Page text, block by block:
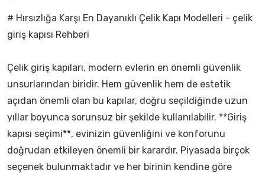
# Hırsızlığa Karşı En Dayanıklı Çelik Kapı Modelleri - çelik
giriş kapısı Rehberi
Çelik giriş kapıları, modern evlerin en önemli güvenlik
unsurlarından biridir. Hem güvenlik hem de estetik
açıdan önemli olan bu kapılar, doğru seçildiğinde uzun
yıllar boyunca sorunsuz bir şekilde kullanılabilir. **Giriş
kapısı seçimi**, evinizin güvenliğini ve konforunu
doğrudan etkileyen önemli bir karardır. Piyasada birçok
seçenek bulunmaktadır ve her birinin kendine göre